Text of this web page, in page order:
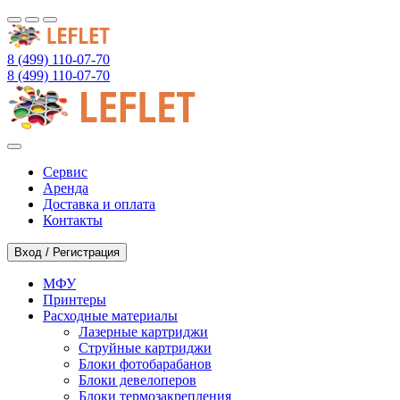
8 (499) 110-07-70
8 (499) 110-07-70
Сервис
Аренда
Доставка и оплата
Контакты
Вход / Регистрация
МФУ
Принтеры
Расходные материалы
Лазерные картриджи
Струйные картриджи
Блоки фотобарабанов
Блоки девелоперов
Блоки термозакрепления